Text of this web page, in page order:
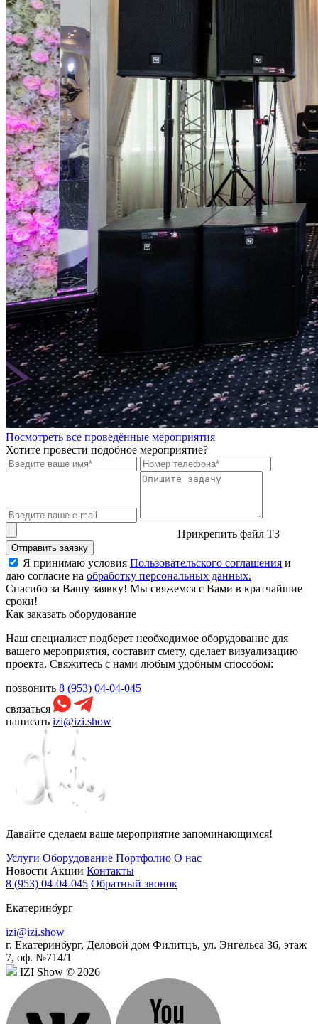
Посмотреть все проведённые мероприятия
Хотите провести подобное мероприятие?
Прикрепить файл ТЗ
Отправить заявку
Я принимаю условия Пользовательского соглашения и
даю согласие на обработку персональных данных.
Спасибо за Вашу заявку! Мы свяжемся с Вами в кратчайшие
сроки!
Как заказать оборудование
Наш специалист подберет необходимое оборудование для
вашего мероприятия, составит смету, сделает визуализацию
проекта. Свяжитесь с нами любым удобным способом:
позвонить 8 (953) 04-04-045
связаться
написать izi@izi.show
Давайте сделаем ваше мероприятие запоминающимся!
Услуги Оборудование Портфолио О нас
Новости Акции Контакты
8 (953) 04-04-045 Обратный звонок
Екатеринбург
izi@izi.show
г. Екатеринбург, Деловой дом Филитцъ, ул. Энгельса 36, этаж
7, оф. №714/1
IZI Show © 2026